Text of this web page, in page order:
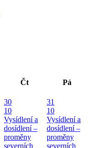
Čt Pá
30
10
Vysídlení a
dosídlení –
proměny
severních
31
10
Vysídlení a
dosídlení –
proměny
severních